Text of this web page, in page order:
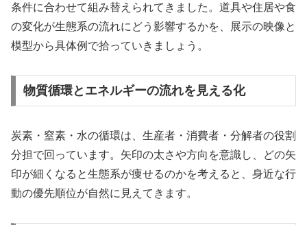
条件に合わせて組み替えられてきました。道具や住居や食
の変化が生態系の流れにどう影響するかを、展示の映像と
模型から具体例で拾っていきましょう。
物質循環とエネルギーの流れを見える化
炭素・窒素・水の循環は、生産者・消費者・分解者の役割
分担で回っています。矢印の太さや方向を意識し、どの矢
印が細くなると生態系が痩せるのかを考えると、身近な行
動の優先順位が自然に見えてきます。